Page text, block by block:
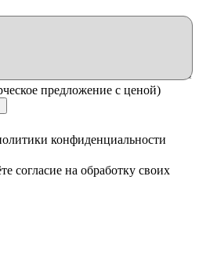
предложение с ценой)
конфиденциальности
согласие на обработку своих